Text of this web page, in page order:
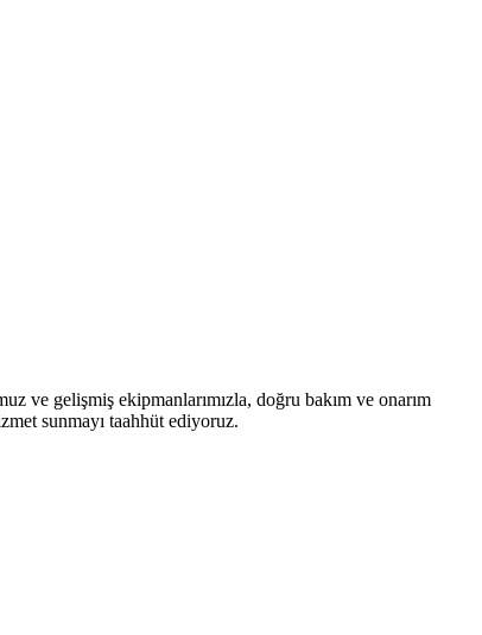
ve gelişmiş ekipmanlarımızla, doğru bakım ve onarım
sunmayı taahhüt ediyoruz.